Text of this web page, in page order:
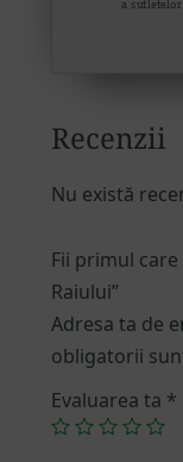
Recenzii
Nu există
Fii primul
Raiului”
Adresa ta de
obligatorii
Evaluarea ta *